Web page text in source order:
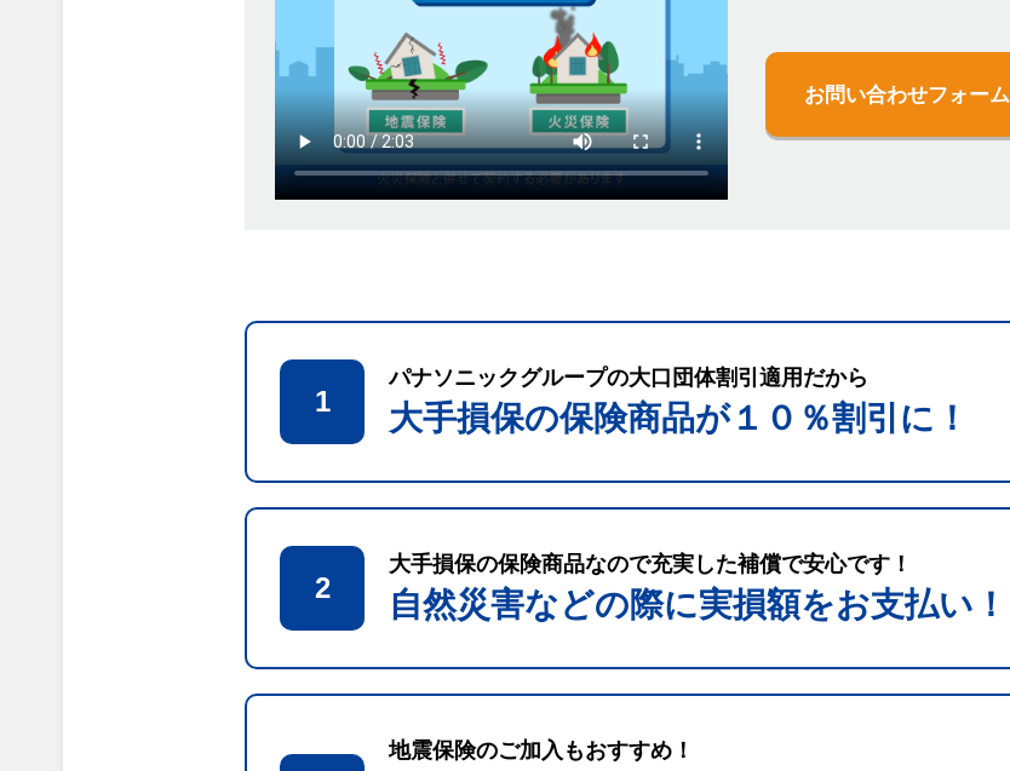
お問い合わせフォーム
1
パナソニックグループの大口団体割引適用だから
大手損保の保険商品が１０％割引に！
2
大手損保の保険商品なので充実した補償で安心です！
自然災害などの際に実損額をお支払い！
地震保険のご加入もおすすめ！